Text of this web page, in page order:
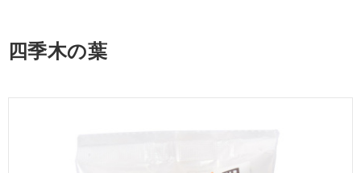
四季木の葉